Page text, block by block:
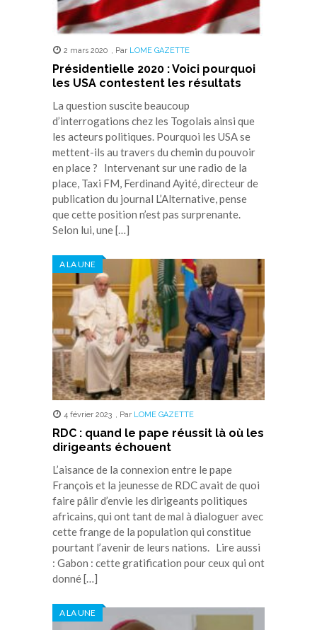
2 mars 2020 , Par LOME GAZETTE
Présidentielle 2020 : Voici pourquoi
les USA contestent les résultats
La question suscite beaucoup
d’interrogations chez les Togolais ainsi que
les acteurs politiques. Pourquoi les USA se
mettent-ils au travers du chemin du pouvoir
en place ? Intervenant sur une radio de la
place, Taxi FM, Ferdinand Ayité, directeur de
publication du journal L’Alternative, pense
que cette position n’est pas surprenante.
Selon lui, une […]
A LA UNE
4 février 2023 , Par LOME GAZETTE
RDC : quand le pape réussit là où les
dirigeants échouent
L’aisance de la connexion entre le pape
François et la jeunesse de RDC avait de quoi
faire pâlir d’envie les dirigeants politiques
africains, qui ont tant de mal à dialoguer avec
cette frange de la population qui constitue
pourtant l’avenir de leurs nations. Lire aussi
: Gabon : cette gratification pour ceux qui ont
donné […]
A LA UNE